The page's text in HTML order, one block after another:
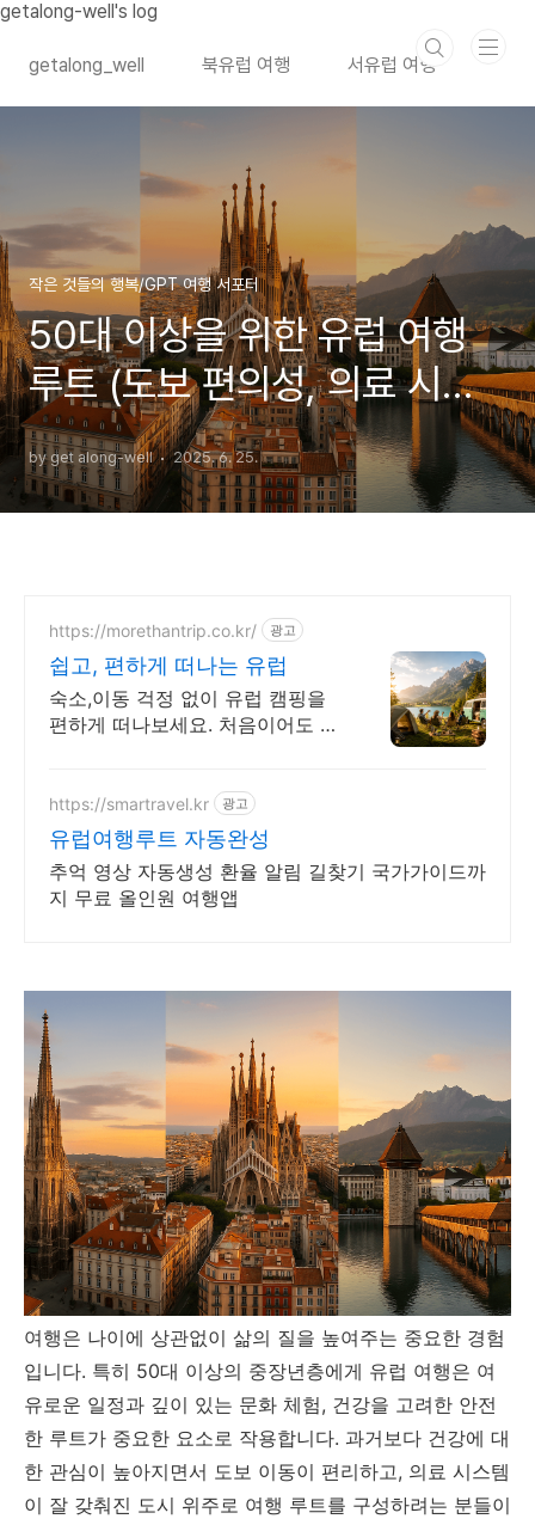
본문 바로가기
getalong-well's log
getalong_well 북유럽 여행 서유럽 여행
작은 것들의 행복/GPT 여행 서포터
50대 이상을 위한 유럽 여행
루트 (도보 편의성, 의료 시스
템)
by get along-well 2025. 6. 25.
https://morethantrip.co.kr/ 광고
쉽고, 편하게 떠나는 유럽
숙소,이동 걱정 없이 유럽 캠핑을
편하게 떠나보세요. 처음이어도 부
행 캠핑으로 만나는 진짜 유럽
https://smartravel.kr 광고
유럽여행루트 자동완성
추억 영상 자동생성 환율 알림 길찾기 국가가이드까
지 무료 올인원 여행앱
여행은 나이에 상관없이 삶의 질을 높여주는 중요한 경험
입니다. 특히 50대 이상의 중장년층에게 유럽 여행은 여
유로운 일정과 깊이 있는 문화 체험, 건강을 고려한 안전
한 루트가 중요한 요소로 작용합니다. 과거보다 건강에 대
한 관심이 높아지면서 도보 이동이 편리하고, 의료 시스템
이 잘 갖춰진 도시 위주로 여행 루트를 구성하려는 분들이